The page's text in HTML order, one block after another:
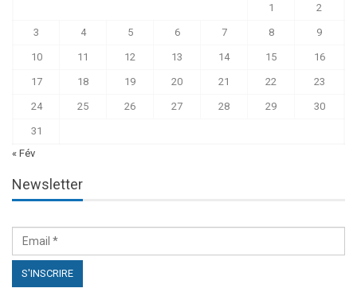
1 2
3 4 5 6 7 8 9
10 11 12 13 14 15 16
17 18 19 20 21 22 23
24 25 26 27 28 29 30
31
« Fév
Newsletter